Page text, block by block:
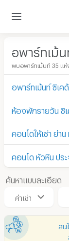
อพาร์ทเม้น
พบอพาร์ทเม้นท์ 35 แห่
อพาร์ทเม้นท์ ซิเค
ห้องพักรายวัน ซิเ
คอนโดให้เช่า ย่า
คอนโด หัวหิน ปร
ค้นหาแบบละเอียด
ค่าเช่า
สน